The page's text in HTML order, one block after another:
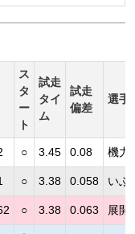
ス
タ
ー
ト
試走
タイ
ム
試走
偏差
選手
○ 3.45 0.08 機力
○ 3.38 0.058 いぶ
○ 3.38 0.063 展開